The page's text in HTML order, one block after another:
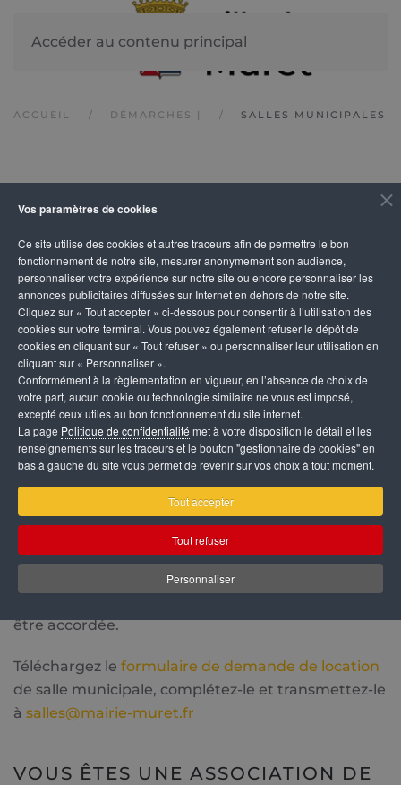
Vos paramètres de cookies
Ce site utilise des cookies et autres traceurs afin de permettre le bon
fonctionnement de notre site, mesurer anonymement son audience,
personnaliser votre expérience sur notre site ou encore personnaliser les
annonces publicitaires diffusées sur Internet en dehors de notre site.
Cliquez sur « Tout accepter » ci-dessous pour consentir à l’utilisation des
cookies sur votre terminal. Vous pouvez également refuser le dépôt de
cookies en cliquant sur « Tout refuser » ou personnaliser leur utilisation en
cliquant sur « Personnaliser ».
Conformément à la règlementation en vigueur, en l’absence de choix de
votre part, aucun cookie ou technologie similaire ne vous est imposé,
excepté ceux utiles au bon fonctionnement du site internet.
La page Politique de confidentialité met à votre disposition le détail et les
renseignements sur les traceurs et le bouton "gestionnaire de cookies" en
bas à gauche du site vous permet de revenir sur vos choix à tout moment.
Tout accepter
Tout refuser
Personnaliser
Accéder au contenu principal
ACCUEIL DÉMARCHES | SALLES MUNICIPALES
Locations de salles
municipales
Vous vous mariez, vous organisez un anniversaire,
un événement, une réunion et vous avez besoin
d'une salle à louer ?
Le délai minimum de réservation est de 30 jours
avant la date demandée.
VOUS ÊTES UN PARTICULIER
Vous devez impérativement résider à Muret. Aussi,
un justificatif de domicile est exigé au moment de
la constitution du dossier.
être accordée.
Téléchargez le formulaire de demande de location
de salle municipale, complétez-le et transmettez-le
à salles@mairie-muret.fr
VOUS ÊTES UNE ASSOCIATION DE